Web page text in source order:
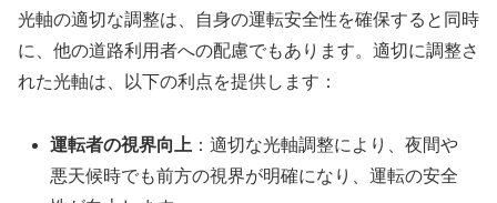
光軸の適切な調整は、自身の運転安全性を確保すると同時
に、他の道路利用者への配慮でもあります。適切に調整さ
れた光軸は、以下の利点を提供します：
運転者の視界向上 ：適切な光軸調整により、夜間や
悪天候時でも前方の視界が明確になり、運転の安全